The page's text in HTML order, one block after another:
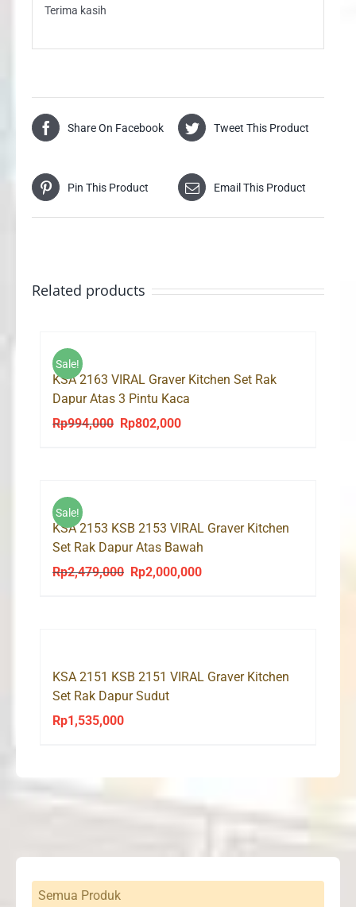
Terima kasih
Share On Facebook Tweet This Product
Pin This Product Email This Product
Related products
Sale!
KSA 2163 VIRAL Graver Kitchen Set Rak
Dapur Atas 3 Pintu Kaca
Rp994,000
Original
Rp802,000Current
Sale!
KSA 2153 KSB 2153 VIRAL Graver Kitchen
Set Rak Dapur Atas Bawah
Rp2,479,000
Original
Rp2,000,000Current
KSA 2151 KSB 2151 VIRAL Graver Kitchen
Set Rak Dapur Sudut
Rp1,535,000
Semua Produk